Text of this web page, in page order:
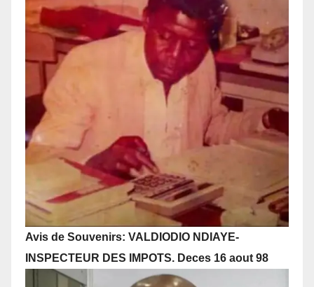
Avis de Souvenirs: VALDIODIO NDIAYE-
INSPECTEUR DES IMPOTS. Deces 16 aout 98